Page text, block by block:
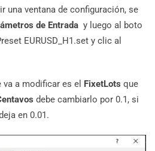
una ventana de configuración, se
de Entrada y luego al boto
EURUSD_H1.set y clic al
a modificar es el FixetLots que
debe cambiarlo por 0.1, si
en 0.01.